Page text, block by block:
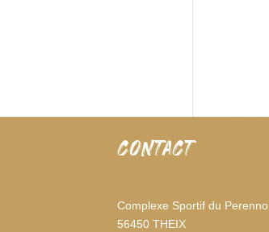
CONTACT
Complexe Sportif du Perenno
56450 THEIX